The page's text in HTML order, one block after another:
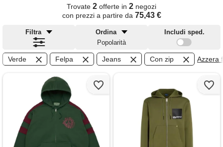
Trovate 2 offerte in 2 negozi
con prezzi a partire da 75,43 €
Filtra
Ordina
Popolarità
Includi sped.
Verde Felpa Jeans Con zip Azzera